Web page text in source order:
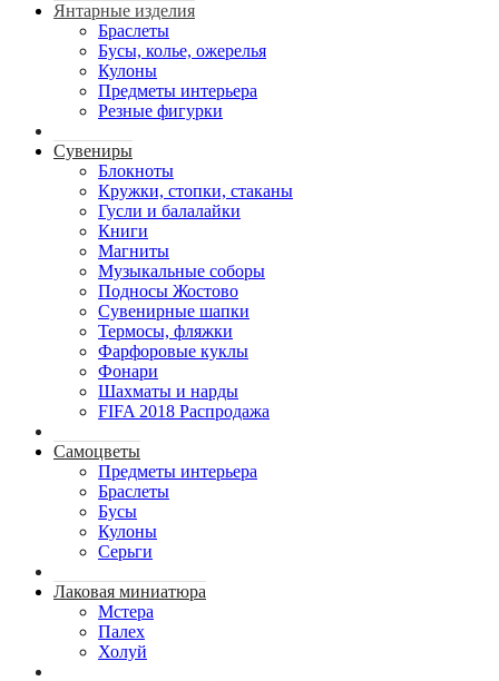
Янтарные изделия
Браслеты
Бусы, колье, ожерелья
Кулоны
Предметы интерьера
Резные фигурки
Сувениры
Блокноты
Кружки, стопки, стаканы
Гусли и балалайки
Книги
Магниты
Музыкальные соборы
Подносы Жостово
Сувенирные шапки
Термосы, фляжки
Фарфоровые куклы
Фонари
Шахматы и нарды
FIFA 2018 Распродажа
Самоцветы
Предметы интерьера
Браслеты
Бусы
Кулоны
Серьги
Лаковая миниатюра
Мстера
Палех
Холуй